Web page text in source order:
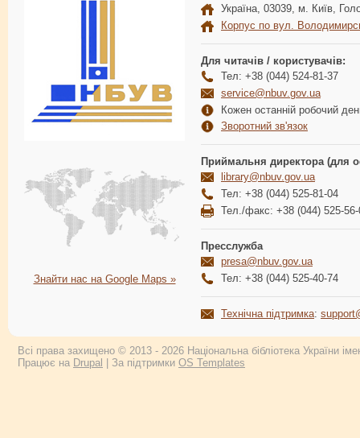
Знайти нас на Google Maps »
Україна, 03039, м. Київ,
Корпус по вул.
Для читачів / користувачів:
Тел: +38 (044) 524-81-37
service@nbuv.gov.ua
Кожен останній робочий
Зворотний зв'язок
Приймальня директора (для
library@nbuv.gov.ua
Тел: +38 (044) 525-81-04
Тел./факс: +38 (044) 525-56-
Пресслужба
presa@nbuv.gov.ua
Тел: +38 (044) 525-40-74
Технічна підтримка:
Всі права захищено © 2013 - 2026 Національна бібліотека України
Працює на Drupal | За підтримки OS Templates